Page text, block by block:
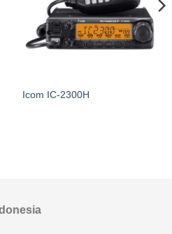
Icom IC-2300H